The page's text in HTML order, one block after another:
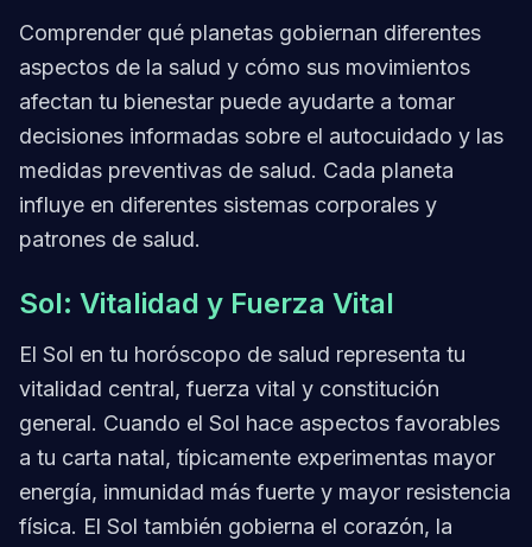
Comprender qué planetas gobiernan diferentes
aspectos de la salud y cómo sus movimientos
afectan tu bienestar puede ayudarte a tomar
decisiones informadas sobre el autocuidado y las
medidas preventivas de salud. Cada planeta
influye en diferentes sistemas corporales y
patrones de salud.
Sol: Vitalidad y Fuerza Vital
El Sol en tu horóscopo de salud representa tu
vitalidad central, fuerza vital y constitución
general. Cuando el Sol hace aspectos favorables
a tu carta natal, típicamente experimentas mayor
energía, inmunidad más fuerte y mayor resistencia
física. El Sol también gobierna el corazón, la